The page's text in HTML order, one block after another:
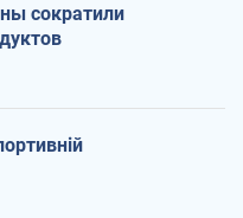
сократили